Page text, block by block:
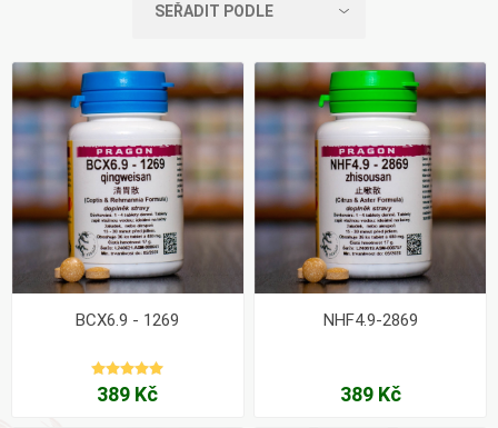
BCX6.9 - 1269
389 Kč
NHF4.9-2869
389 Kč